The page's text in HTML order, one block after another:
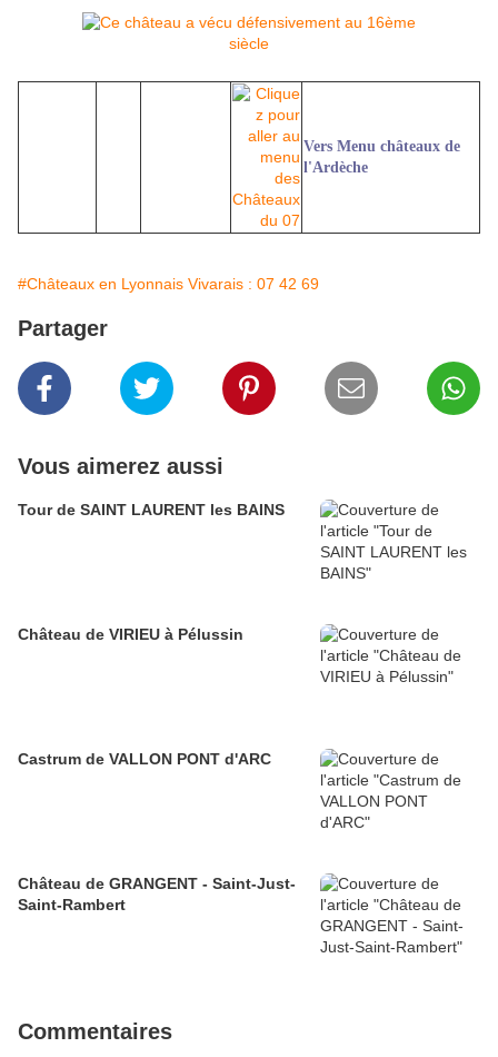
Vers Menu châteaux de
l'Ardèche
#Châteaux en Lyonnais Vivarais : 07 42 69
Partager
Vous aimerez aussi
Tour de SAINT LAURENT les BAINS
Château de VIRIEU à Pélussin
Castrum de VALLON PONT d'ARC
Château de GRANGENT - Saint-Just-
Saint-Rambert
Commentaires